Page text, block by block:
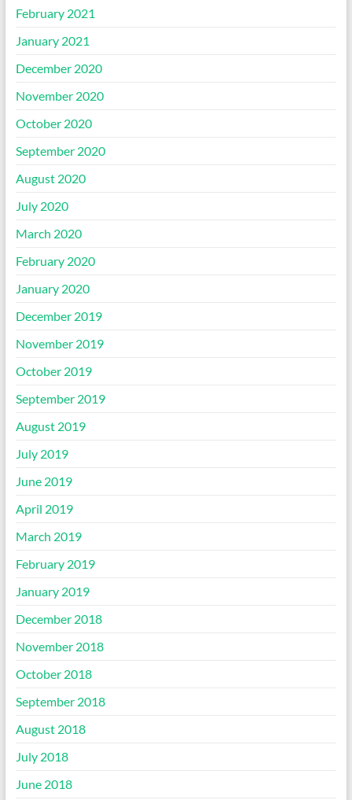
February 2021
January 2021
December 2020
November 2020
October 2020
September 2020
August 2020
July 2020
March 2020
February 2020
January 2020
December 2019
November 2019
October 2019
September 2019
August 2019
July 2019
June 2019
April 2019
March 2019
February 2019
January 2019
December 2018
November 2018
October 2018
September 2018
August 2018
July 2018
June 2018